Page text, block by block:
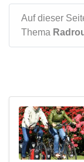
Auf dieser
Thema